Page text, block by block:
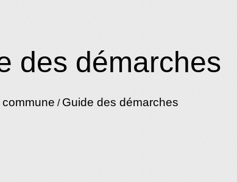
des démarches
commune / Guide des démarches